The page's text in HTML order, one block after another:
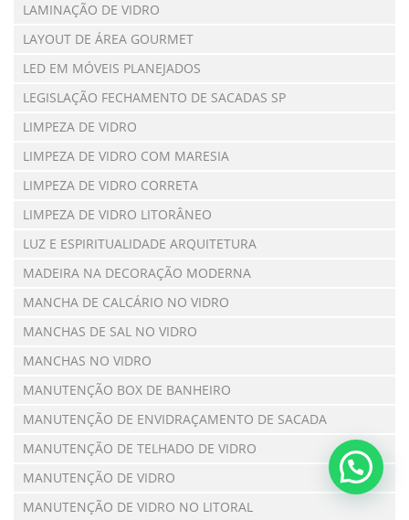
LAMINAÇÃO DE VIDRO
LAYOUT DE ÁREA GOURMET
LED EM MÓVEIS PLANEJADOS
LEGISLAÇÃO FECHAMENTO DE SACADAS SP
LIMPEZA DE VIDRO
LIMPEZA DE VIDRO COM MARESIA
LIMPEZA DE VIDRO CORRETA
LIMPEZA DE VIDRO LITORÂNEO
LUZ E ESPIRITUALIDADE ARQUITETURA
MADEIRA NA DECORAÇÃO MODERNA
MANCHA DE CALCÁRIO NO VIDRO
MANCHAS DE SAL NO VIDRO
MANCHAS NO VIDRO
MANUTENÇÃO BOX DE BANHEIRO
MANUTENÇÃO DE ENVIDRAÇAMENTO DE SACADA
MANUTENÇÃO DE TELHADO DE VIDRO
MANUTENÇÃO DE VIDRO
MANUTENÇÃO DE VIDRO NO LITORAL